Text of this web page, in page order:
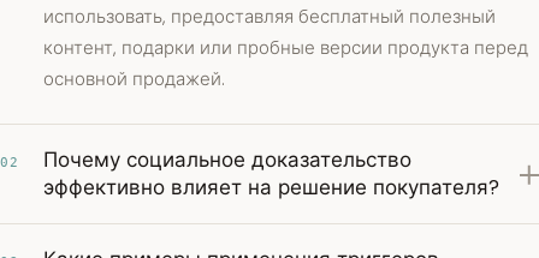
использовать, предоставляя бесплатный полезный
контент, подарки или пробные версии продукта перед
основной продажей.
02
Почему социальное доказательство
эффективно влияет на решение покупателя?